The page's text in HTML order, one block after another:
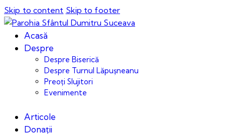
Skip to content Skip to footer
Acasă
Despre
Despre Biserică
Despre Turnul Lăpușneanu
Preoți Slujitori
Evenimente
Articole
Donații